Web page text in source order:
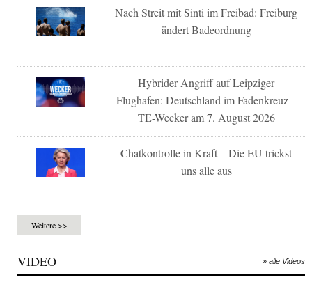
Nach Streit mit Sinti im Freibad: Freiburg
ändert Badeordnung
Hybrider Angriff auf Leipziger
Flughafen: Deutschland im Fadenkreuz –
TE-Wecker am 7. August 2026
Chatkontrolle in Kraft – Die EU trickst
uns alle aus
Weitere >>
VIDEO » alle Videos